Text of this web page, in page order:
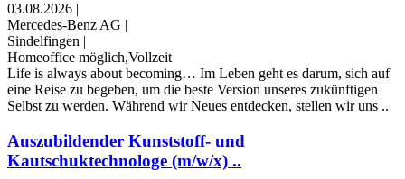
03.08.2026 |
Mercedes-Benz AG |
Sindelfingen |
Homeoffice möglich,Vollzeit
Life is always about becoming… Im Leben geht es darum, sich auf
eine Reise zu begeben, um die beste Version unseres zukünftigen
Selbst zu werden. Während wir Neues entdecken, stellen wir uns ..
Auszubildender Kunststoff- und
Kautschuktechnologe (m/w/x) ..